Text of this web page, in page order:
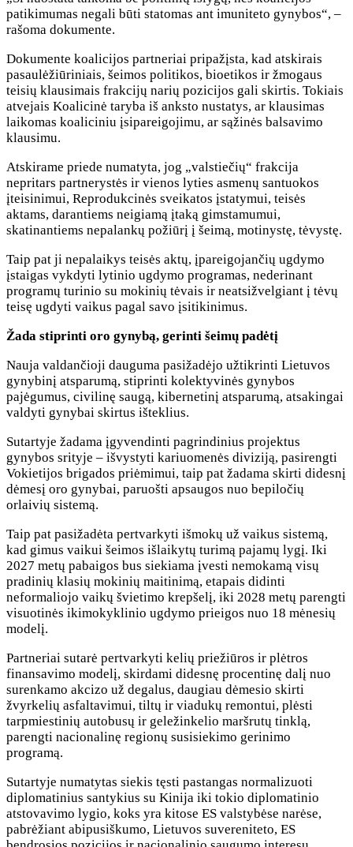
patikimumas negali būti statomas ant imuniteto gynybos“, –
rašoma dokumente.
Dokumente koalicijos partneriai pripažįsta, kad atskirais
pasaulėžiūriniais, šeimos politikos, bioetikos ir žmogaus
teisių klausimais frakcijų narių pozicijos gali skirtis. Tokiais
atvejais Koalicinė taryba iš anksto nustatys, ar klausimas
laikomas koaliciniu įsipareigojimu, ar sąžinės balsavimo
klausimu.
Atskirame priede numatyta, jog „valstiečių“ frakcija
nepritars partnerystės ir vienos lyties asmenų santuokos
įteisinimui, Reprodukcinės sveikatos įstatymui, teisės
aktams, darantiems neigiamą įtaką gimstamumui,
skatinantiems nepalankų požiūrį į šeimą, motinystę, tėvystę.
Taip pat ji nepalaikys teisės aktų, įpareigojančių ugdymo
įstaigas vykdyti lytinio ugdymo programas, nederinant
programų turinio su mokinių tėvais ir neatsižvelgiant į tėvų
teisę ugdyti vaikus pagal savo įsitikinimus.
Žada stiprinti oro gynybą, gerinti šeimų padėtį
Nauja valdančioji dauguma pasižadėjo užtikrinti Lietuvos
gynybinį atsparumą, stiprinti kolektyvinės gynybos
pajėgumus, civilinę saugą, kibernetinį atsparumą, atsakingai
valdyti gynybai skirtus išteklius.
Sutartyje žadama įgyvendinti pagrindinius projektus
gynybos srityje – išvystyti kariuomenės diviziją, pasirengti
Vokietijos brigados priėmimui, taip pat žadama skirti didesnį
dėmesį oro gynybai, paruošti apsaugos nuo bepiločių
orlaivių sistemą.
Taip pat pasižadėta pertvarkyti išmokų už vaikus sistemą,
kad gimus vaikui šeimos išlaikytų turimą pajamų lygį. Iki
2027 metų pabaigos bus siekiama įvesti nemokamą visų
pradinių klasių mokinių maitinimą, etapais didinti
neformaliojo vaikų švietimo krepšelį, iki 2028 metų parengti
visuotinės ikimokyklinio ugdymo prieigos nuo 18 mėnesių
modelį.
Partneriai sutarė pertvarkyti kelių priežiūros ir plėtros
finansavimo modelį, skirdami didesnę procentinę dalį nuo
surenkamo akcizo už degalus, daugiau dėmesio skirti
žvyrkelių asfaltavimui, tiltų ir viadukų remontui, plėsti
tarpmiestinių autobusų ir geležinkelio maršrutų tinklą,
parengti nacionalinę regionų susisiekimo gerinimo
programą.
Sutartyje numatytas siekis tęsti pastangas normalizuoti
diplomatinius santykius su Kinija iki tokio diplomatinio
atstovavimo lygio, koks yra kitose ES valstybėse narėse,
pabrėžiant abipusiškumo, Lietuvos suvereniteto, ES